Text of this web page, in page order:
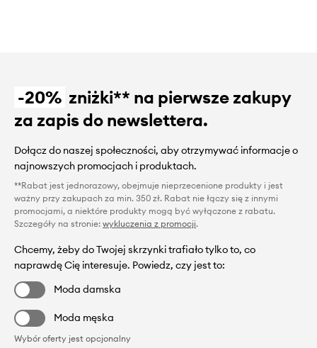
-20% zniżki** na pierwsze zakupy
za zapis do newslettera.
Dołącz do naszej społeczności, aby otrzymywać informacje o
najnowszych promocjach i produktach.
**Rabat jest jednorazowy, obejmuje nieprzecenione produkty i jest
ważny przy zakupach za min. 350 zł. Rabat nie łączy się z innymi
promocjami, a niektóre produkty mogą być wyłączone z rabatu.
Szczegóły na stronie: wykluczenia z promocji.
Chcemy, żeby do Twojej skrzynki trafiało tylko to, co
naprawdę Cię interesuje. Powiedz, czy jest to:
Moda damska
Moda męska
Wybór oferty jest opcjonalny